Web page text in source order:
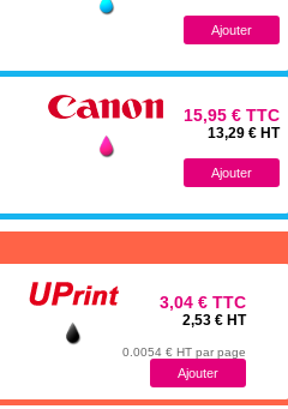
15,95 € TTC
13,29 € HT
3,04 € TTC
2,53 € HT
0.0054 € HT par page